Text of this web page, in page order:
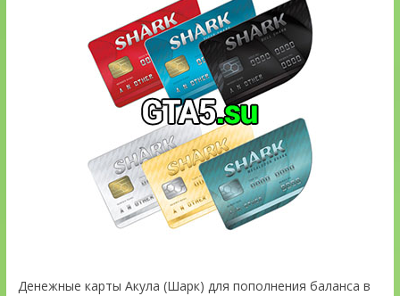
Денежные карты Акула (Шарк) для пополнения баланса в